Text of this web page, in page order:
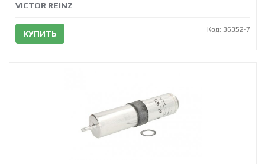
VICTOR REINZ
КУПИТЬ Код: 36352-7